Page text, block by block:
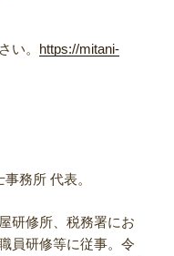
い。 https://mitani-
務所 代表。
研修所、税務署にお
員研修等に従事。令